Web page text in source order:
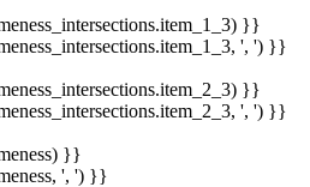
}}
', ') }}
}}
', ') }}
}}
', ') }}